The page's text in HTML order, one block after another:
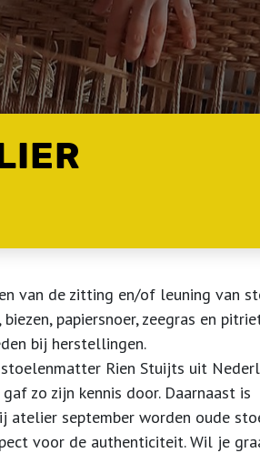
van de zitting en/of leuning van
papiersnoer, zeegras en
bij herstellingen.
Rien Stuijts uit
zo zijn kennis door. Daarnaast is
atelier september worden oude
voor de authenticiteit. Wil je